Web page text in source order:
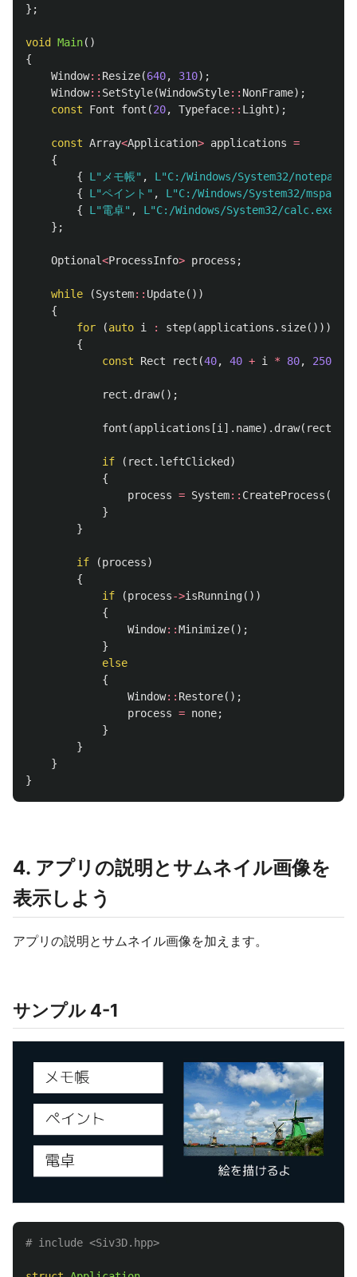
};
void Main()
{
Window:: Resize(640, 310);
Window:: SetStyle(WindowStyle:: NonFrame);
const
Font font (20, Typeface:: Light);
const Array<Application> applications =
{
{
L"メモ帳" ,
L"C:/Windows/System32/
{
L"ペイント" ,
L"C:/Windows/System32/
{
L"電卓" , L"C:/Windows/System32/calc.exe"
};
Optional<ProcessInfo> process ;
while (System:: Update())
{
for
(auto i : step(applications . size()))
{
const
Rect rect (40, 40 + i * 80, 250
rect . draw();
font (applications [i ]. name). draw( rect
if ( rect . leftClicked )
{
process = System:: CreateProcess (
}
}
if (process)
{
if
(process->isRunning())
{
Window::Minimize();
}
else
{
Window:: Restore();
process = none;
}
}
}
}
4. アプリの説明とサムネイル画像を
表示しよう
アプリの説明とサムネイル画像を加えます。
サンプル 4-1